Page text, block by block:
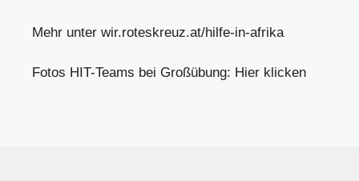
Mehr unter wir.roteskreuz.at/hilfe-in-afrika
Fotos HIT-Teams bei Großübung: Hier klicken